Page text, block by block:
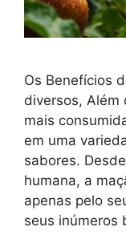
Os Benefícios
diversos, Além
mais
em uma
sabores.
humana, a
apenas pelo
seus inúmeros